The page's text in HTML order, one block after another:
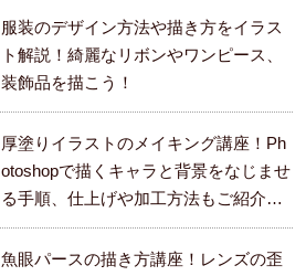
服装のデザイン方法や描き方をイラス
ト解説！綺麗なリボンやワンピース、
装飾品を描こう！
厚塗りイラストのメイキング講座！Ph
otoshopで描くキャラと背景をなじませ
る手順、仕上げや加工方法もご紹介し
ます。
魚眼パースの描き方講座！レンズの歪